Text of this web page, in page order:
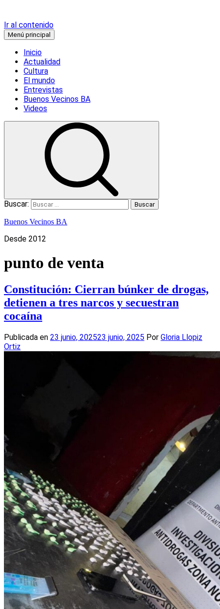
Ir al contenido
Menú principal
Inicio
Actualidad
Cultura
El mundo
Entrevistas
Buenos Vecinos BA
Videos
Buscar:
Buenos Vecinos BA
Desde 2012
punto de venta
Constitución: Cierran búnker de drogas,
detienen a tres narcos y secuestran
cocaína
Publicada en 23 junio, 202523 junio, 2025 Por Gloria Llopiz
Ortiz